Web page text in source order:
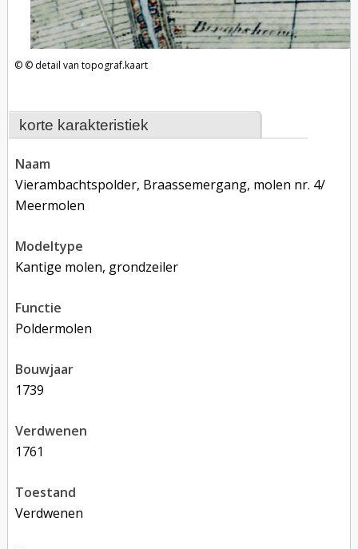
korte karakteristiek
naam
Vierambachtspolder, Braassemergang, molen nr. 4/
Meermolen
modeltype
Kantige molen, grondzeiler
functie
poldermolen
bouwjaar
1739
verdwenen
1761
toestand
verdwenen
detail van topograf.kaart